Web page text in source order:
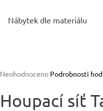
Nábytek dle materiálu
Průměrné
produktu
je
Neohodnoceno Podrobnosti
Houpací síť